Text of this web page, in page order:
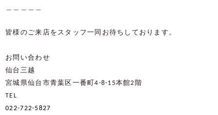
皆様のご来店をスタッフ一同お待ちしております。
お問い合わせ
仙台三越
宮城県仙台市青葉区一番町4-8-15本館2階
TEL
022-722-5827